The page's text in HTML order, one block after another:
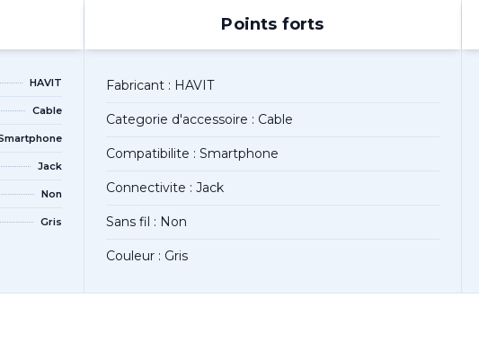
HAVIT
Cable
Jack
Non
Gris
Points forts
Fabricant : HAVIT
Categorie d'accessoire : Cable
Compatibilite : Smartphone
Connectivite : Jack
Sans fil : Non
Couleur : Gris